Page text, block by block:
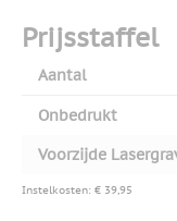
Prijsstaffel
Aantal
Onbedrukt
Voorzijde
Instelkosten: € 39,95